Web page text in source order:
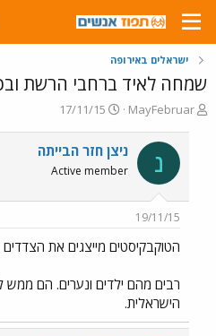
ישראלים באירופה
שמחה לאיד ברחבי הרשת
פ
MayFebruar
פ
ס
ם
ת
י
17/11/15
נ ניצן חזר הבייתה
Active member
19/11/15
הטוקבקיסטים מייצגים את הצדדים
רבים מהם ילדים ונערים. הם
הישראלית.